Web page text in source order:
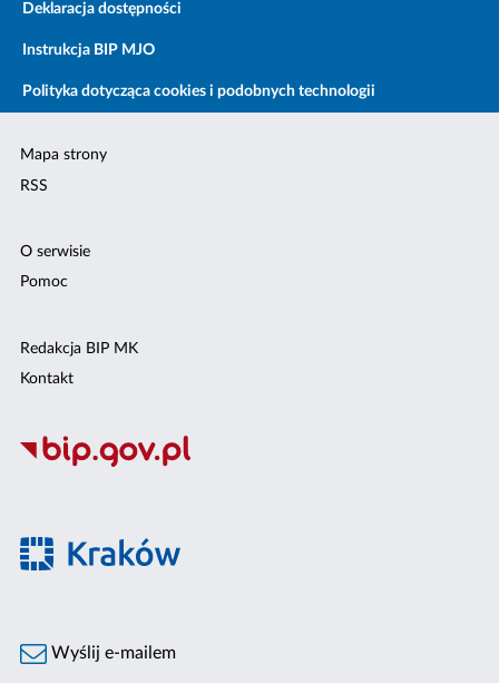
Deklaracja dostępności
Instrukcja BIP MJO
Polityka dotycząca cookies i podobnych technologii
Mapa strony
RSS
O serwisie
Pomoc
Redakcja BIP MK
Kontakt
Wyślij e-mailem